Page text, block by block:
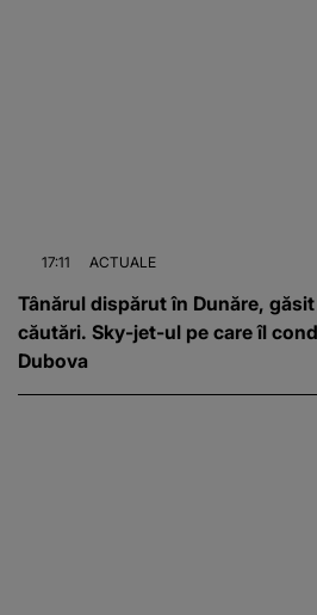
17:11 ACTUALE
Tânărul dispărut în Dunăre,
căutări. Sky-jet-ul pe care îl
Dubova